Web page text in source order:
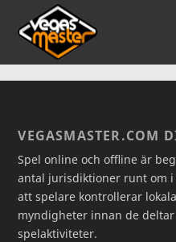
VEGASMASTER.COM
Spel online och offline är
antal jurisdiktioner runt om i
att spelare kontrollerar
myndigheter innan de
spelaktiviteter.